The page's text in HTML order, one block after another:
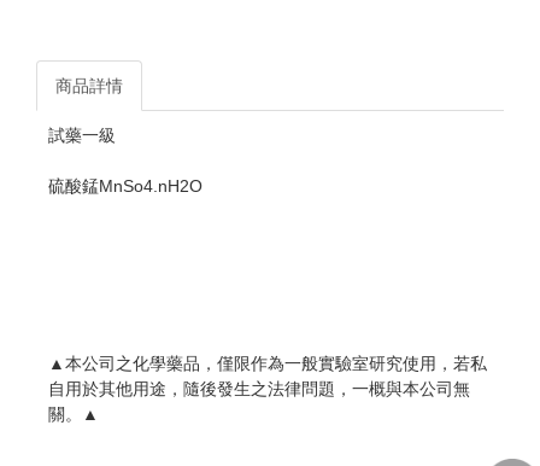
商品詳情
試藥一級
硫酸錳MnSo4.nH2O
▲本公司之化學藥品，僅限作為一般實驗室研究使用，若私
自用於其他用途，隨後發生之法律問題，一概與本公司無
關。▲